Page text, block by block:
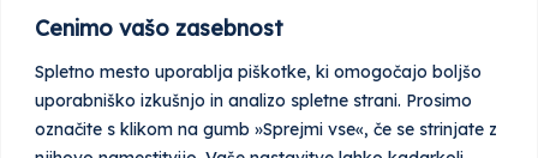
Cenimo vašo zasebnost
Spletno mesto uporablja piškotke, ki omogočajo boljšo
uporabniško izkušnjo in analizo spletne strani. Prosimo
označite s klikom na gumb »Sprejmi vse«, če se strinjate z
Talne obloge
Gradbeništvo
Keramičarstvo
Stavbno pohištvo
Ometi